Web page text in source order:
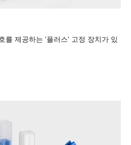
를 제공하는 '플러스' 고정 장치가 있